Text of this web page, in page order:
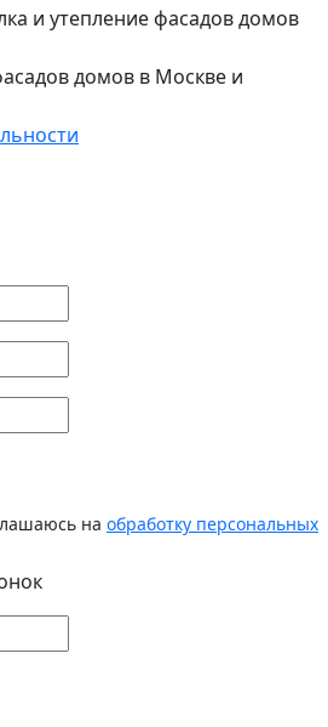
домов в Москве и
на обработку персональных